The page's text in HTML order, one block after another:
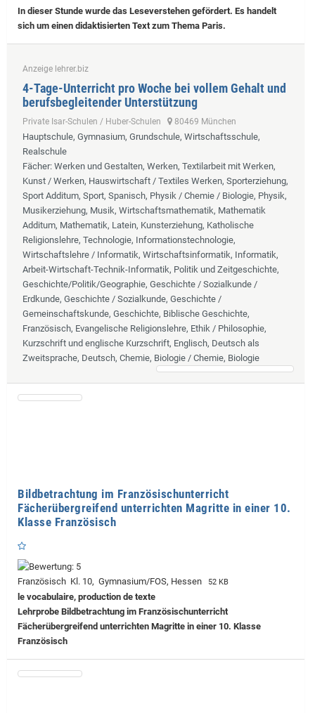
In dieser Stunde wurde das Leseverstehen gefördert. Es handelt
sich um einen didaktisierten Text zum Thema Paris.
Anzeige lehrer.biz
4-Tage-Unterricht pro Woche bei vollem Gehalt und
berufsbegleitender Unterstützung
Private Isar-Schulen / Huber-Schulen 80469 München
Hauptschule, Gymnasium, Grundschule, Wirtschaftsschule,
Realschule
Fächer: Werken und Gestalten, Werken, Textilarbeit mit Werken,
Kunst / Werken, Hauswirtschaft / Textiles Werken, Sporterziehung,
Sport Additum, Sport, Spanisch, Physik / Chemie / Biologie, Physik,
Musikerziehung, Musik, Wirtschaftsmathematik, Mathematik
Additum, Mathematik, Latein, Kunsterziehung, Katholische
Religionslehre, Technologie, Informationstechnologie,
Wirtschaftslehre / Informatik, Wirtschaftsinformatik, Informatik,
Arbeit-Wirtschaft-Technik-Informatik, Politik und Zeitgeschichte,
Geschichte/Politik/Geographie, Geschichte / Sozialkunde /
Erdkunde, Geschichte / Sozialkunde, Geschichte /
Gemeinschaftskunde, Geschichte, Biblische Geschichte,
Französisch, Evangelische Religionslehre, Ethik / Philosophie,
Kurzschrift und englische Kurzschrift, Englisch, Deutsch als
Zweitsprache, Deutsch, Chemie, Biologie / Chemie, Biologie
Bildbetrachtung im Französischunterricht
Fächerübergreifend unterrichten Magritte in einer 10.
Klasse Französisch
Französisch Kl. 10, Gymnasium/FOS, Hessen 52 KB
le vocabulaire, production de texte
Lehrprobe Bildbetrachtung im Französischunterricht
Fächerübergreifend unterrichten Magritte in einer 10. Klasse
Französisch